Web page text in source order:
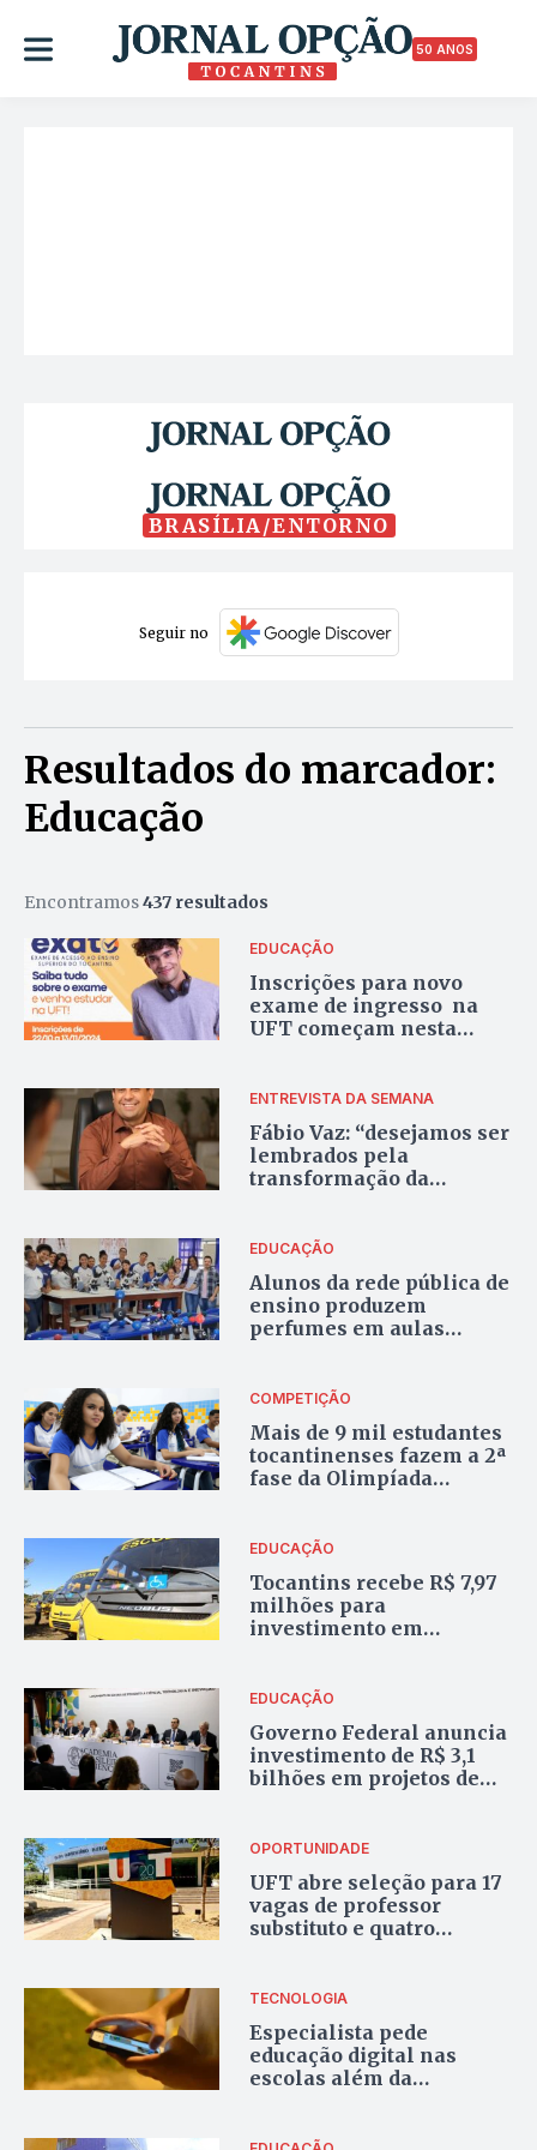
50 ANOS
BRASÍLIA/ENTORNO
Seguir no
Resultados do marcador:
Educação
Encontramos437 resultados
EDUCAÇÃO
Inscrições para novo
exame de ingresso na
UFT começam nesta
ENTREVISTA DA SEMANA
Fábio Vaz: “desejamos ser
lembrados pela
transformação da
nacional”
EDUCAÇÃO
Alunos da rede pública de
ensino produzem
perfumes em aulas
COMPETIÇÃO
Mais de 9 mil estudantes
tocantinenses fazem a 2ª
fase da Olimpíada
EDUCAÇÃO
Tocantins recebe R$ 7,97
milhões para
investimento em
EDUCAÇÃO
Governo Federal anuncia
investimento de R$ 3,1
bilhões em projetos de
OPORTUNIDADE
UFT abre seleção para 17
vagas de professor
substituto e quatro
TECNOLOGIA
Especialista pede
educação digital nas
escolas além da